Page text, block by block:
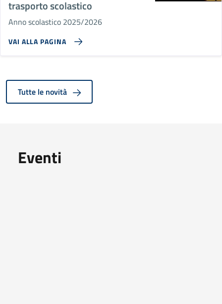
trasporto scolastico
Anno scolastico 2025/2026
VAI ALLA PAGINA
Tutte le novità
Eventi